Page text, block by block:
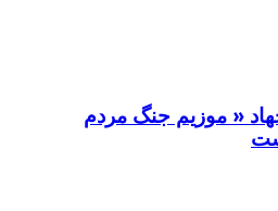
« موزیم جنگ مردم